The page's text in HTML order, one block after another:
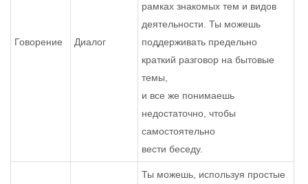
Говорение Диалог
рамках знакомых тем и видов
деятельности. Ты можешь
поддерживать предельно
краткий разговор на бытовые
темы,
и все же понимаешь
недостаточно, чтобы
самостоятельно
вести беседу.
Ты можешь, используя простые